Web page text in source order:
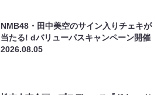
NMB48・田中美空のサイン入りチェキが
当たる! dバリューパスキャンペーン開催
2026.08.05